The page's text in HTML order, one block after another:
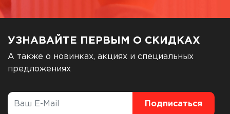
УЗНАВАЙТЕ ПЕРВЫМ О СКИДКАХ
А также о новинках, акциях и специальных
предложениях